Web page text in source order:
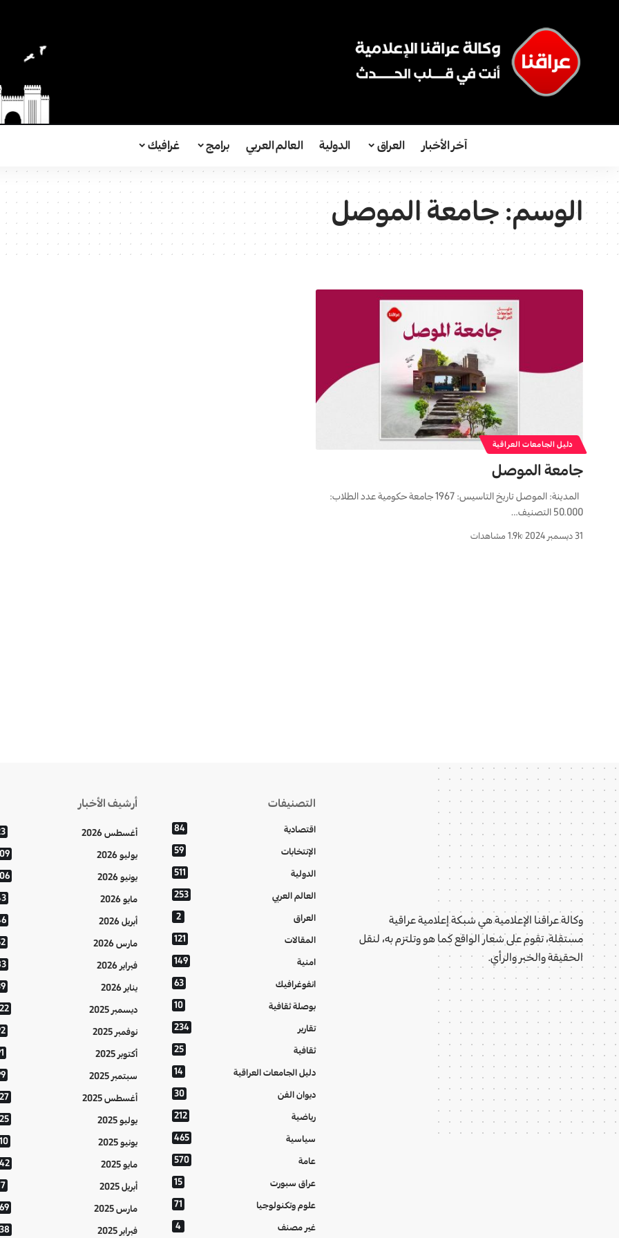
آخر الأخبار العراق الدولية العالم العربي برامج غرافيك
الوسم:جامعة الموصل
دليل الجامعات العراقية
جامعة الموصل
المدينة: الموصل تاريخ التاسيس: 1967 جامعة حكومية عدد الطلاب:
50.000 التصنيف…
31 ديسمبر 2024 1.9k مشاهدات
وكالة عراقنا الإعلامية هي شبكة إعلامية عراقية
مستقلة، تقوم على شعار الواقع كما هو وتلتزم به، لنقل
الحقيقة والخبر والرأي.
التصنيفات
اقتصادية 84
الإنتخابات 59
الدولية 511
العالم العربي 253
العراق 2
المقالات 121
امنية 149
انفوغرافيك 63
بوصلة ثقافية 10
تقارير 234
ثقافية 25
دليل الجامعات العراقية 14
ديوان الفن 30
رياضية 212
سياسية 465
عامة 570
عراق سبورت 15
علوم وتكنولوجيا 71
غير مصنف 4
أرشيف الأخبار
أغسطس 2026
يوليو 2026
يونيو 2026
مايو 2026
أبريل 2026
مارس 2026
فبراير 2026
يناير 2026
ديسمبر 2025
نوفمبر 2025
أكتوبر 2025
سبتمبر 2025
أغسطس 2025
يوليو 2025
يونيو 2025
مايو 2025
أبريل 2025
مارس 2025
فبراير 2025